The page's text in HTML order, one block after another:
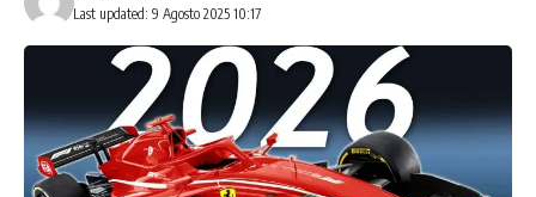
Last updated: 9 Agosto 2025 10:17